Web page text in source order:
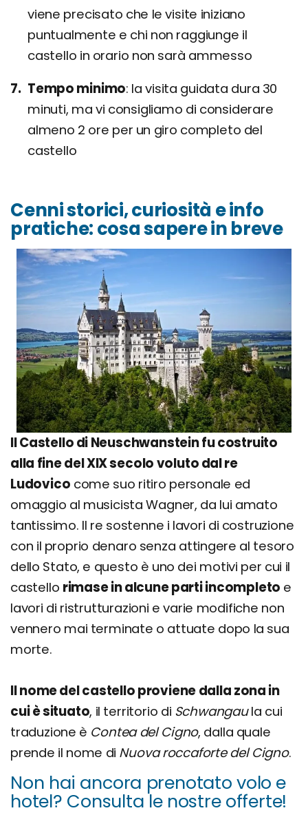
viene precisato che le visite iniziano
puntualmente e chi non raggiunge il
castello in orario non sarà ammesso
Tempo minimo la visita guidata dura 30
minuti, ma vi consigliamo di considerare
almeno 2 ore per un giro completo del
castello
Cenni storici, curiosità e info
pratiche: cosa sapere in breve
Il Castello di Neuschwanstein fu costruito
alla fine del XIX secolo voluto dal re
Ludovico come suo ritiro personale ed
omaggio al musicista Wagner, da lui amato
tantissimo. Il re sostenne i lavori di costruzione
con il proprio denaro senza attingere al tesoro
dello Stato, e questo è uno dei motivi per cui il
castello rimase in alcune parti incompleto e
lavori di ristrutturazioni e varie modifiche non
vennero mai terminate o attuate dopo la sua
morte.
Il nome del castello proviene dalla zona in
cui è situato, il territorio di Schwangaula cui
traduzione è Contea del Cigno, dalla quale
prende il nome di Nuova roccaforte del Cigno.
Non hai ancora prenotato volo e
hotel? Consulta le nostre offerte!